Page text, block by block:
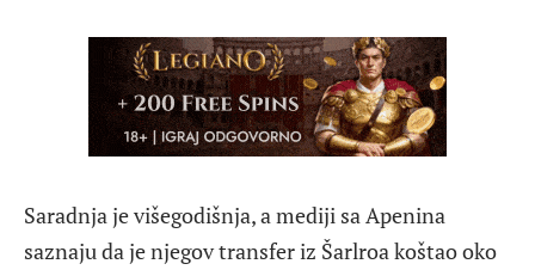
Saradnja je višegodišnja, a mediji sa Apenina
saznaju da je njegov transfer iz Šarlroa koštao oko